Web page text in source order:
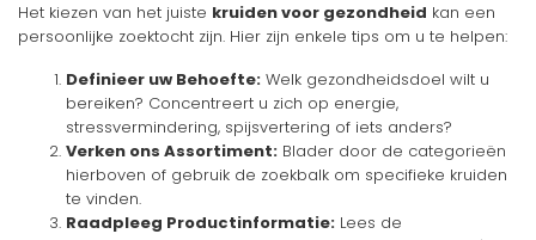
Het kiezen van het juiste kruiden voor gezondheid kan een
persoonlijke zoektocht zijn. Hier zijn enkele tips om u te helpen:
Definieer uw Behoefte: Welk gezondheidsdoel wilt u
bereiken? Concentreert u zich op energie,
stressvermindering, spijsvertering of iets anders?
Verken ons Assortiment: Blader door de categorieën
hierboven of gebruik de zoekbalk om specifieke kruiden
te vinden.
Raadpleeg Productinformatie: Lees de